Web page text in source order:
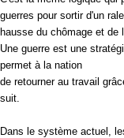
guerres pour sortir d'un
hausse du chômage et de
Une guerre est une
permet à la nation
de retourner au travail
suit.
Dans le système actuel,